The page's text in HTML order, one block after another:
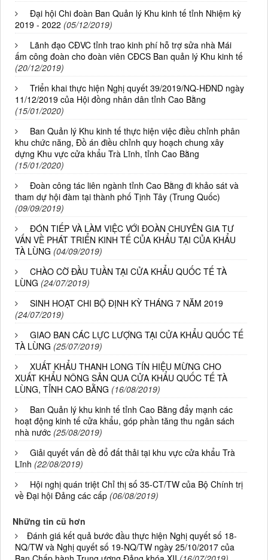
Đại hội Chi đoàn Ban Quản lý Khu kinh tế tỉnh Nhiệm kỳ
2019 - 2022 (05/12/2019)
Lãnh đạo CĐVC tỉnh trao kinh phí hỗ trợ sửa nhà Mái
ấm công đoàn cho đoàn viên CĐCS Ban quản lý Khu kinh tế
(20/12/2019)
Triển khai thực hiện Nghị quyết 39/2019/NQ-HĐND ngày
11/12/2019 của Hội đồng nhân dân tỉnh Cao Bằng
(15/01/2020)
Ban Quản lý Khu kinh tế thực hiện việc điều chỉnh phân
khu chức năng, Đồ án điều chỉnh quy hoạch chung xây
dựng Khu vực cửa khẩu Trà Lĩnh, tỉnh Cao Bằng
(15/01/2020)
Đoàn công tác liên ngành tỉnh Cao Bằng đi khảo sát và
tham dự hội đàm tại thành phố Tịnh Tây (Trung Quốc)
(09/09/2019)
ĐÓN TIẾP VÀ LÀM VIỆC VỚI ĐOÀN CHUYÊN GIA TƯ
VẤN VỀ PHÁT TRIỂN KINH TẾ CỦA KHẨU TẠI CỦA KHẨU
TÀ LÙNG (04/09/2019)
CHÀO CỜ ĐẦU TUẦN TẠI CỬA KHẨU QUỐC TẾ TÀ
LÙNG (24/07/2019)
SINH HOẠT CHI BỘ ĐỊNH KỲ THÁNG 7 NĂM 2019
(24/07/2019)
GIAO BAN CÁC LỰC LƯỢNG TẠI CỬA KHẨU QUỐC TẾ
TÀ LÙNG (25/07/2019)
XUẤT KHẨU THANH LONG TÍN HIỆU MỪNG CHO
XUẤT KHẨU NÔNG SẢN QUA CỬA KHẨU QUỐC TẾ TÀ
LÙNG, TỈNH CAO BẰNG (16/08/2019)
Ban Quản lý khu kinh tế tỉnh Cao Bằng đẩy mạnh các
hoạt động kinh tế cửa khẩu, góp phần tăng thu ngân sách
nhà nước (25/08/2019)
Giải quyết vấn đề đổ đất thải tại khu vực cửa khẩu Trà
Lĩnh (22/08/2019)
Hội nghị quán triệt Chỉ thị số 35-CT/TW của Bộ Chính trị
về Đại hội Đảng các cấp (06/08/2019)
Những tin cũ hơn
Đánh giá kết quả bước đầu thực hiện Nghị quyết số 18-
NQ/TW và Nghị quyết số 19-NQ/TW ngày 25/10/2017 của